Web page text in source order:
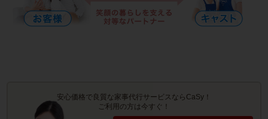
安心価格で良質な家事代行サービスならCaSy！
ご利用の方は今すぐ！